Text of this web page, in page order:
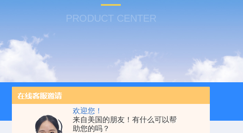
欢迎您！
来自美国的朋友！有什么可以帮
助您的吗？
PRODUCT CENTER